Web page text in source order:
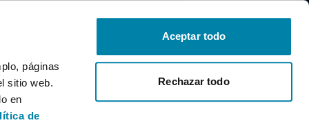
páginas
sitio web.
en
de
Aceptar todo
Rechazar todo